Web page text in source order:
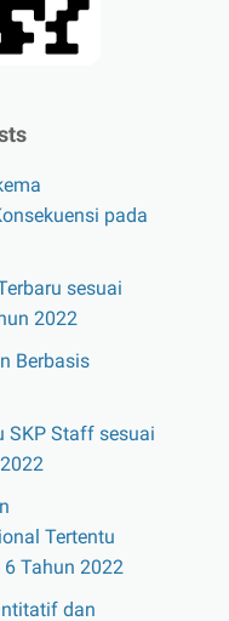
pada
sesuai
2022
Berbasis
SKP Staff sesuai
Tertentu
6 Tahun 2022
dan